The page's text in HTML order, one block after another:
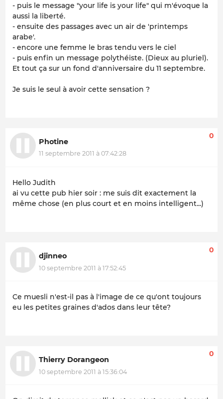
- puis le message "your life is your life" qui m'évoque la
aussi la liberté.
- ensuite des passages avec un air de 'printemps
arabe'.
- encore une femme le bras tendu vers le ciel
- puis enfin un message polythéiste. (Dieux au pluriel).
Et tout ça sur un fond d'anniversaire du 11 septembre.
Je suis le seul à avoir cette sensation ?
Photine
11 septembre 2011 à 07:42:28
0
Hello Judith
ai vu cette pub hier soir : me suis dit exactement la
même chose (en plus court et en moins intelligent...)
djinneo
10 septembre 2011 à 17:52:45
0
Ce muesli n'est-il pas à l'image de ce qu'ont toujours
eu les petites graines d'ados dans leur tête?
Thierry Dorangeon
10 septembre 2011 à 15:36:04
0